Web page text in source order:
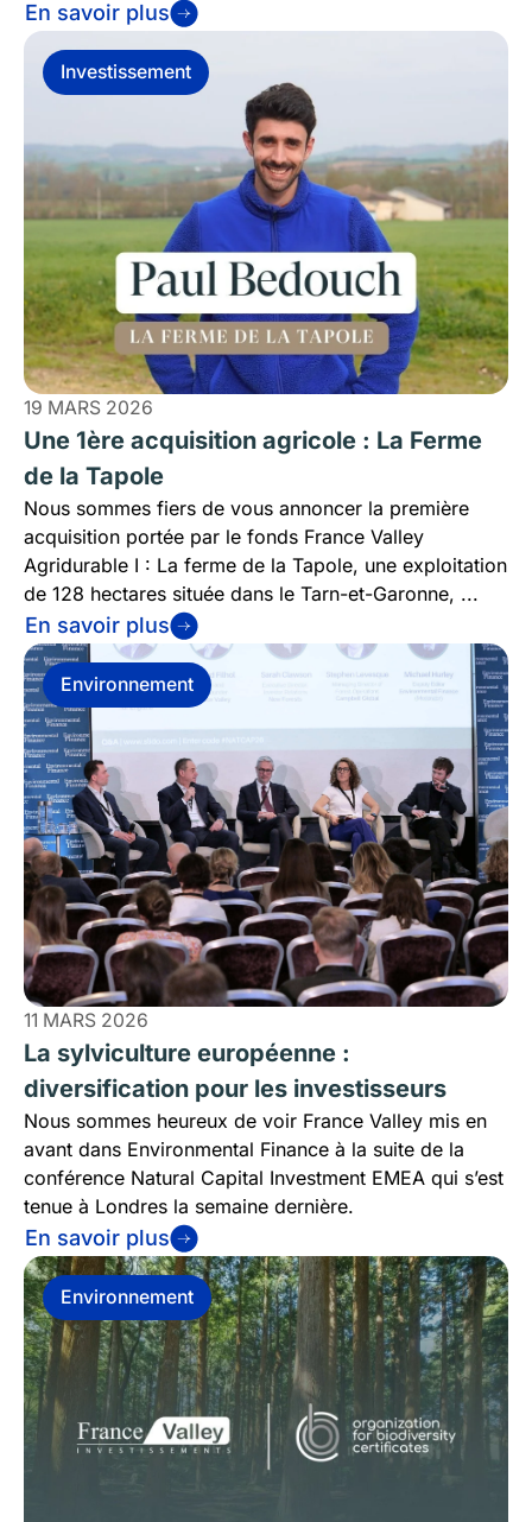
En savoir plus
Investissement
19 MARS 2026
Une 1ère acquisition agricole : La Ferme
de la Tapole
Nous sommes fiers de vous annoncer la première
acquisition portée par le fonds France Valley
Agridurable I : La ferme de la Tapole, une exploitation
de 128 hectares située dans le Tarn-et-Garonne, ...
En savoir plus
Environnement
11 MARS 2026
La sylviculture européenne :
diversification pour les investisseurs
Nous sommes heureux de voir France Valley mis en
avant dans Environmental Finance à la suite de la
conférence Natural Capital Investment EMEA qui s’est
tenue à Londres la semaine dernière.
En savoir plus
Environnement